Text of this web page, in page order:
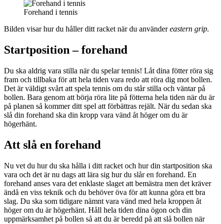
Forehand i tennis
Bilden visar hur du håller ditt racket när du användereastern grip.
Startposition – forehand
Du ska aldrig vara stilla när du spelar tennis! Låt dina fötter röra sig
fram och tillbaka för att hela tiden vara redo att röra dig mot bollen.
Det är väldigt svårt att spela tennis om du står stilla och väntar på
bollen. Bara genom att börja röra lite på fötterna hela tiden när du är
på planen så kommer ditt spel att förbättras rejält. När du sedan ska
slå din forehand ska din kropp vara vänd åt höger om du är
högerhänt.
Att slå en forehand
Nu vet du hur du ska hålla i ditt racket och hur din startposition ska
vara och det är nu dags att lära sig hur du slår en forehand. En
forehand anses vara det enklaste slaget att bemästra men det kräver
ändå en viss teknik och du behöver öva för att kunna göra ett bra
slag. Du ska som tidigare nämnt vara vänd med hela kroppen åt
höger om du är högerhänt. Håll hela tiden dina ögon och din
uppmärksamhet på bollen så att du är beredd på att slå bollen när